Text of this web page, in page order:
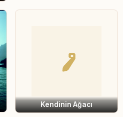
Kendinin Ağacı